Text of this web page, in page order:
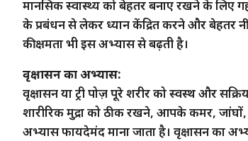
मानसिक स्वास्थ्य को बेहतर बनाए रखने के लिए
के प्रबंधन से लेकर ध्यान केंद्रित करने और बेहतर
की क्षमता भी इस अभ्यास से बढ़ती है।
वृक्षासन का अभ्यास:
वृक्षासन या ट्री पोज़ पूरे शरीर को स्वस्थ और
शारीरिक मुद्रा को ठीक रखने, आपके कमर,
अभ्यास फायदेमंद माना जाता है। वृक्षासन